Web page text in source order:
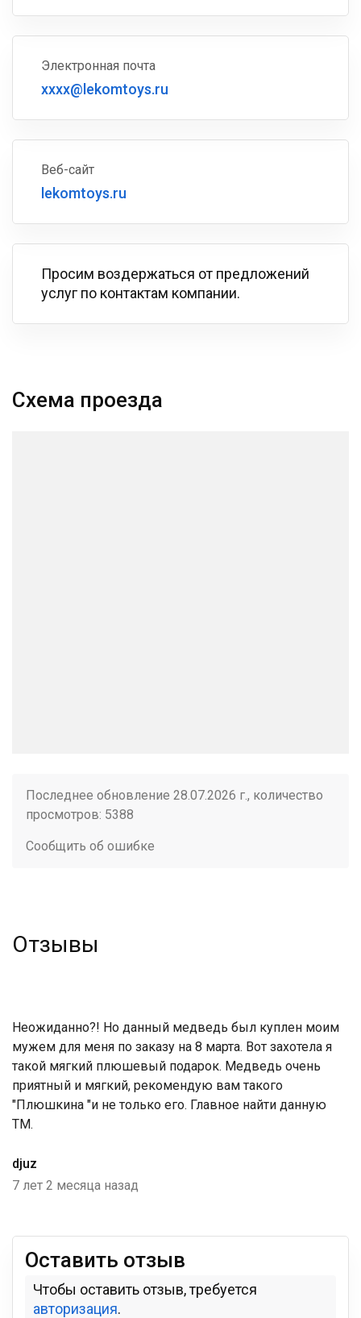
Электронная почта
xxxx@lekomtoys.ru
Веб-сайт
lekomtoys.ru
Просим воздержаться от предложений
услуг по контактам компании.
Схема проезда
Последнее обновление 28.07.2026 г., количество
просмотров: 5388
Сообщить об ошибке
Отзывы
Неожиданно?! Но данный медведь был куплен моим
мужем для меня по заказу на 8 марта. Вот захотела я
такой мягкий плюшевый подарок. Медведь очень
приятный и мягкий, рекомендую вам такого
"Плюшкина "и не только его. Главное найти данную
ТМ.
djuz
7 лет 2 месяца назад
Оставить отзыв
Чтобы оставить отзыв, требуется
авторизация.